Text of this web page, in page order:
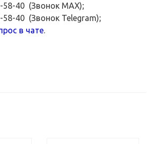
58-40 (Звонок MAX);
58-40 (Звонок Telegram);
в чате.